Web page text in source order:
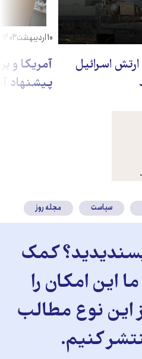
اسرائیل
آمریکا و
پیشنهاد
۱۰ اردیبهشت ۱۴۰۳
سیاست مجله روز
کمک
این امکان را
این نوع مطالب
کنیم.